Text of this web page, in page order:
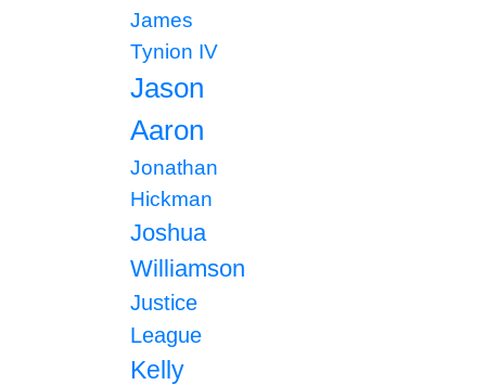
James
Tynion IV
Jason
Aaron
Jonathan
Hickman
Joshua
Williamson
Justice
League
Kelly